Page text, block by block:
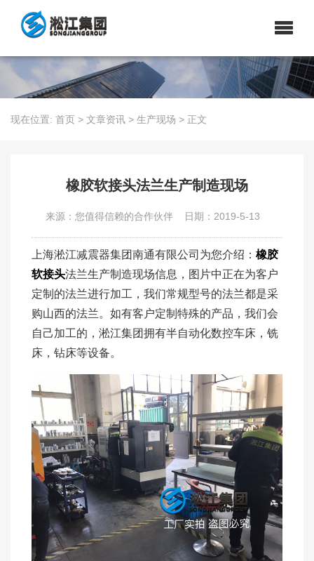
现在位置: 首页 > 文章资讯 > 生产现场 > 正文
橡胶软接头法兰生产制造现场
来源：您值得信赖的合作伙伴 日期：2019-5-13
上海淞江减震器集团南通有限公司为您介绍： 橡胶
软接头法兰生产制造现场信息，图片中正在为客户
定制的法兰进行加工，我们常规型号的法兰都是采
购山西的法兰。如有客户定制特殊的产品，我们会
自己加工的，淞江集团拥有半自动化数控车床，铣
床，钻床等设备。